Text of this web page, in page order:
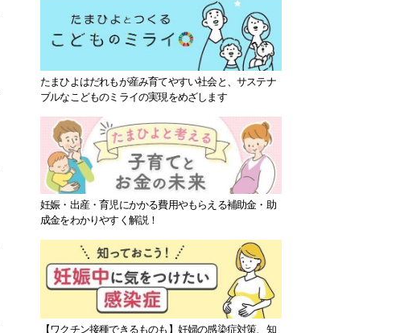
たまひよはだれもが産み育てやすい社会と、サステナ
ブルなこどものミライの実現をめざします
妊娠・出産・育児にかかる費用やもらえる補助金・助
成金をわかりやすく解説！
【ワクチン接種できるものも】妊婦の感染症対策、知